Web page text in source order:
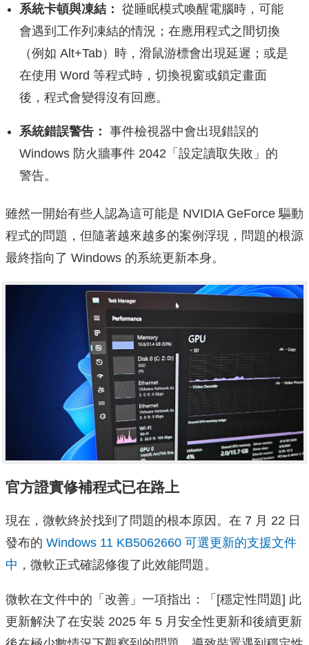
系統卡頓與凍結： 從睡眠模式喚醒電腦時，可能
會遇到工作列凍結的情況；在應用程式之間切換
（例如 Alt+Tab）時，滑鼠游標會出現延遲；或是
在使用 Word 等程式時，切換視窗或鎖定畫面
後，程式會變得沒有回應。
系統錯誤警告： 事件檢視器中會出現錯誤的
Windows 防火牆事件 2042「設定讀取失敗」的
警告。
雖然一開始有些人認為這可能是 NVIDIA GeForce 驅動
程式的問題，但隨著越來越多的案例浮現，問題的根源
最終指向了 Windows 的系統更新本身。
官方證實修補程式已在路上
現在，微軟終於找到了問題的根本原因。在 7 月 22 日
發布的 Windows 11 KB5062660 可選更新的支援文件
中 ，微軟正式確認修復了此效能問題。
微軟在文件中的「改善」一項指出：「[穩定性問題] 此
更新解決了在安裝 2025 年 5 月安全性更新和後續更新